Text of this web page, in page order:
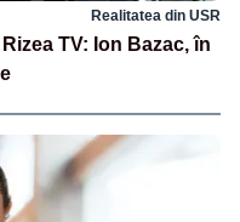
Realitatea din USR
TV: Ion Bazac, în